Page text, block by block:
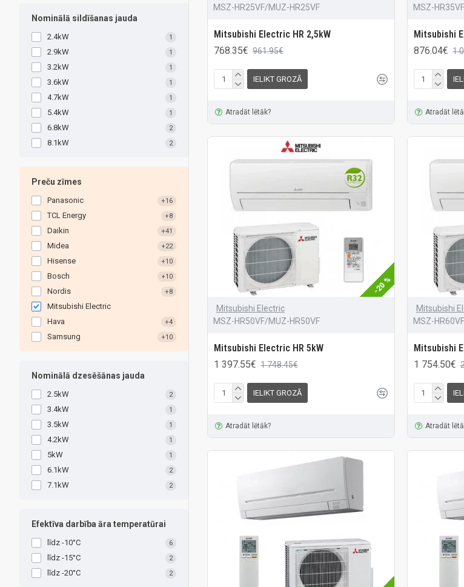
Nominālā sildīšanas jauda
2.4kW 1
2.9kW 1
3.2kW 1
3.6kW 1
4.7kW 1
5.4kW 1
6.8kW 2
8.1kW 2
Preču zīmes
Panasonic +16
TCL Energy +8
Daikin +41
Midea +22
Hisense +10
Bosch +10
Nordis +8
Mitsubishi Electric
Hava
+4
Samsung +10
Nominālā dzesēšānas jauda
2.5kW 2
3.4kW 1
3.5kW 1
4.2kW 1
5kW 1
6.1kW 2
7.1kW 2
Efektīva darbība āra temperatūrai
līdz -10°C 6
līdz -15°C 2
līdz -20°C 2
MSZ-HR25VF/MUZ-HR25VF
Mitsubishi Electric HR 2,5kW
768.35€ 961.95€
IELIKT GROZĀ
Atradāt lētāk?
MSZ-
Mitsubishi
876.04€ 1
Atradāt
-20 %
Mitsubishi Electric
MSZ-HR50VF/MUZ-HR50VF
Mitsubishi Electric HR 5kW
1 397.55€ 1 748.45€
IELIKT GROZĀ
Atradāt lētāk?
Mitsubishi
MSZ-
Mitsubishi
1 754.50€
Atradāt